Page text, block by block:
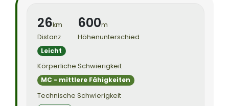
26km
Distanz
600m
Höhenunterschied
Leicht
Körperliche Schwierigkeit
MC - mittlere Fähigkeiten
Technische Schwierigkeit